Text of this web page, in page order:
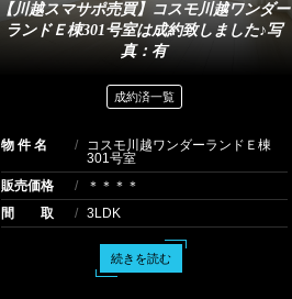
【川越スマサポ売買】コスモ川越ワンダー
ランドＥ棟301号室は成約致しました♪写
真：有
成約済一覧
物 件 名
コスモ川越ワンダーランドＥ棟
301号室
販売価格
＊＊＊＊
間 取
3LDK
続きを読む